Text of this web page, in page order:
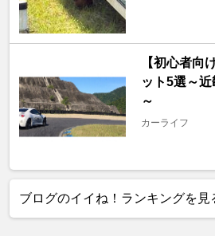
【初心者向
ット5選～
～
カーライフ
ブログのイイね！ランキングを見